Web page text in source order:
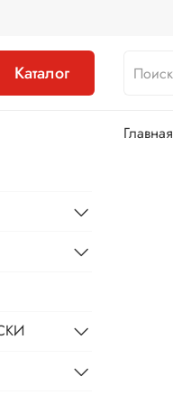
Каталог
Главная